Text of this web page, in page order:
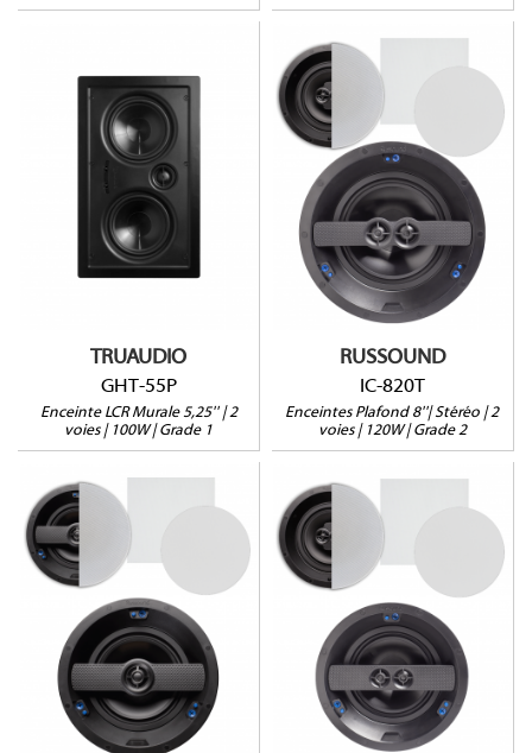
TRUAUDIO
GHT-55P
Enceinte LCR Murale 5,25'' | 2
voies | 100W | Grade 1
GHT-55P
Enceinte LCR Home-
100W@8Ω
Profondeur : 92mm
Vendue à l'unité
RUSSOUND
IC-820T
Enceintes Plafond 8''| Stéréo | 2
voies | 120W | Grade 2
IC-820T
Enceinte Stéréo
120W@8Ω
Profondeur : 123mm
2 Tweeters fixes
Grille carrée en option
Vendue à l'unité
IC-820
120W@8Ω
Profondeur : 123mm
Tweeter pivotant
Grille carrée en option
Vendues pas paire
IC-620T
Enceinte Stéréo
100W@8Ω
Profondeur : 101mm
2 Tweeters fixes
Grille carrée en option
Vendue à l'unité